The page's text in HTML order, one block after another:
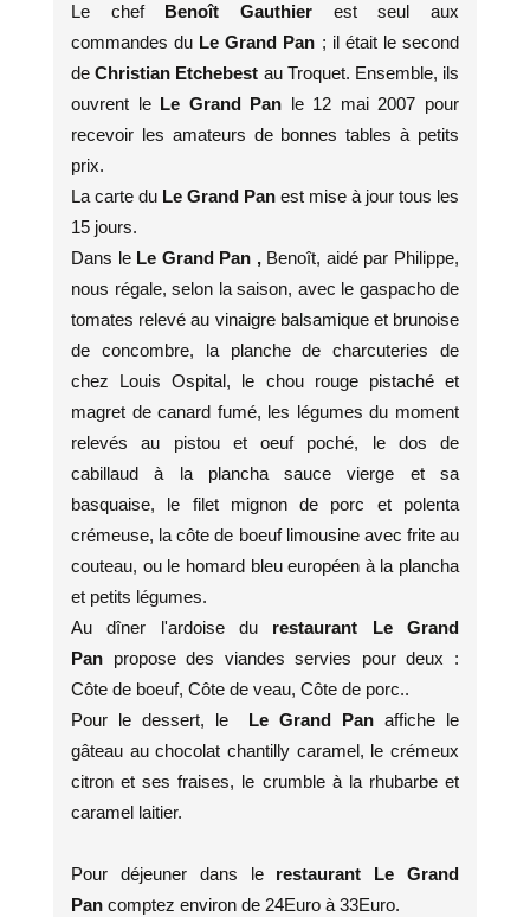
Le chef Benoît Gauthier est seul aux
commandes du Le Grand Pan ; il était le second
de Christian Etchebest au Troquet. Ensemble, ils
ouvrent le Le Grand Pan le 12 mai 2007 pour
recevoir les amateurs de bonnes tables à petits
prix.
La carte du Le Grand Pan est mise à jour tous les
15 jours.
Dans le Le Grand Pan , Benoît, aidé par Philippe,
nous régale, selon la saison, avec le gaspacho de
tomates relevé au vinaigre balsamique et brunoise
de concombre, la planche de charcuteries de
chez Louis Ospital, le chou rouge pistaché et
magret de canard fumé, les légumes du moment
relevés au pistou et oeuf poché, le dos de
cabillaud à la plancha sauce vierge et sa
basquaise, le filet mignon de porc et polenta
crémeuse, la côte de boeuf limousine avec frite au
couteau, ou le homard bleu européen à la plancha
et petits légumes.
Au dîner l'ardoise du restaurant Le Grand
Pan propose des viandes servies pour deux :
Côte de boeuf, Côte de veau, Côte de porc..
Pour le dessert, le Le Grand Panaffiche le
gâteau au chocolat chantilly caramel, le crémeux
citron et ses fraises, le crumble à la rhubarbe et
caramel laitier.
Pour déjeuner dans le restaurant Le Grand
Pan comptez environ de 24Euro à 33Euro.